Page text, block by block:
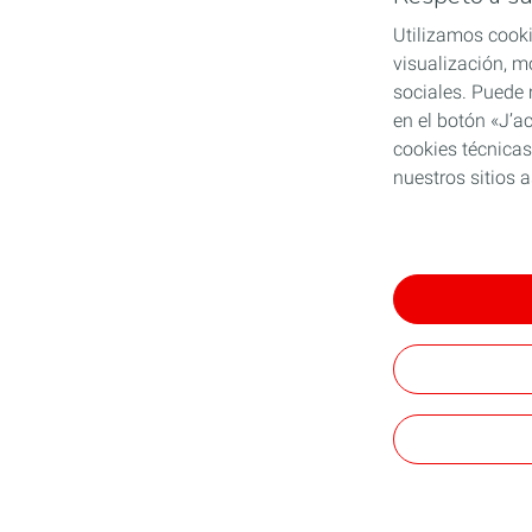
Utilizamos
visualización,
sociales.
en el botón
cookies
nuestros sitios
Acceder a la